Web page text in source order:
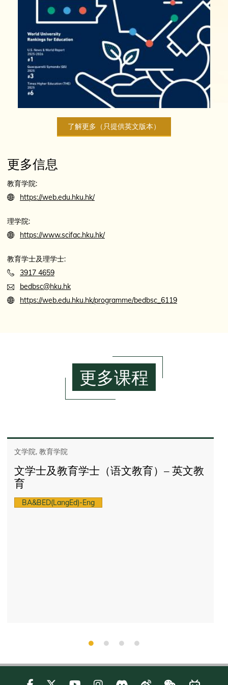
了解更多（只提供英文版本）
更多信息
教育学院:
https://web.edu.hku.hk/
理学院:
https://www.scifac.hku.hk/
教育学士及理学士:
3917 4659
bedbsc@hku.hk
https://web.edu.hku.hk/programme/bedbsc_6119
更多课程
文学院, 教育学院
文学士及教育学士（语文教育）– 英文教
育
BA&BED(LangEd)-Eng